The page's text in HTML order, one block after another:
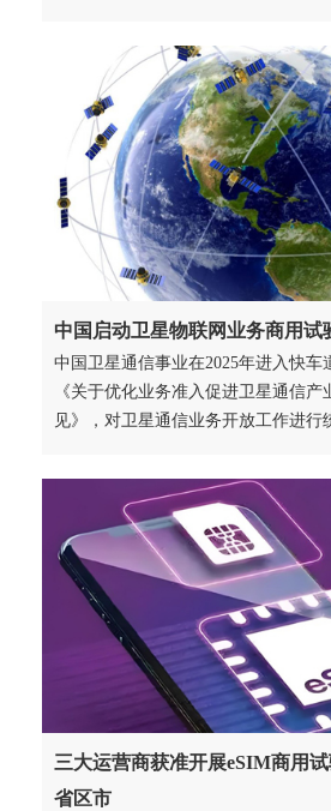
中国启动卫星物联网业务商用试
中国卫星通信事业在2025年进入快车
《关于优化业务准入促进卫星通信产
见》，对卫星通信业务开放工作进行
三大运营商获准开展eSIM商用
省区市